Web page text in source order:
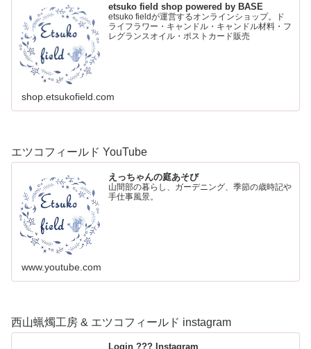
etsuko field shop powered by BASE
etsuko fieldが運営するオンラインショップ。ド
ライフラワー・キャンドル・キャンドル材料・フ
レグランスオイル・ポストカード販売
shop.etsukofield.com
エツコフィールド YouTube
えっちゃんの庭あそび
山間部の暮らし、ガーデニング、季節の歳時記や
手仕事風景。
www.youtube.com
西山蝋燭工房 & エツコフィールド instagram
Login ??? Instagram